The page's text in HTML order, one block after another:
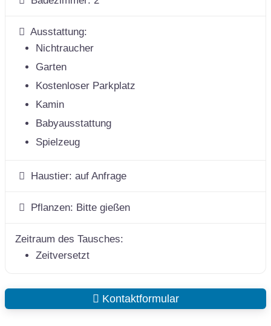
Ausstattung:
Nichtraucher
Garten
Kostenloser Parkplatz
Kamin
Babyausstattung
Spielzeug
Haustier:auf Anfrage
Pflanzen: Bitte gießen
Zeitraum des Tausches:
Zeitversetzt
Kontaktformular